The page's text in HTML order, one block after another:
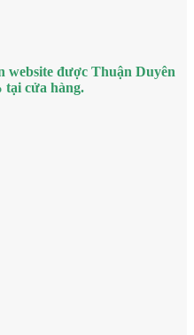
website được Thuận Duyên
tại cửa hàng.